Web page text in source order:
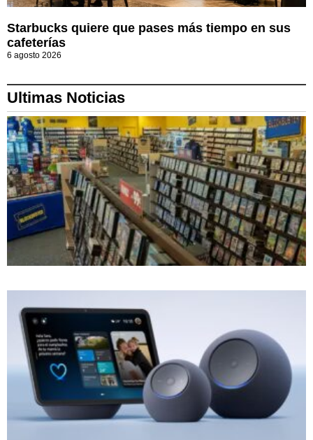
Starbucks quiere que pases más tiempo en sus
cafeterías
6 agosto 2026
Ultimas Noticias